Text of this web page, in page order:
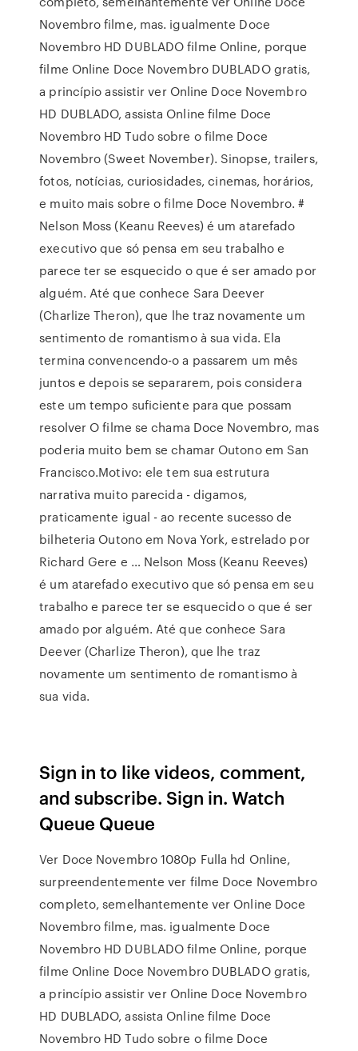
Novembro filme, mas. igualmente Doce
Novembro HD DUBLADO filme Online, porque
filme Online Doce Novembro DUBLADO gratis,
a princípio assistir ver Online Doce Novembro
HD DUBLADO, assista Online filme Doce
Novembro HD Tudo sobre o filme Doce
Novembro (Sweet November). Sinopse, trailers,
fotos, notícias, curiosidades, cinemas, horários,
e muito mais sobre o filme Doce Novembro. #
Nelson Moss (Keanu Reeves) é um atarefado
executivo que só pensa em seu trabalho e
parece ter se esquecido o que é ser amado por
alguém. Até que conhece Sara Deever
(Charlize Theron), que lhe traz novamente um
sentimento de romantismo à sua vida. Ela
termina convencendo-o a passarem um mês
juntos e depois se separarem, pois considera
este um tempo suficiente para que possam
resolver O filme se chama Doce Novembro, mas
poderia muito bem se chamar Outono em San
Francisco.Motivo: ele tem sua estrutura
narrativa muito parecida - digamos,
praticamente igual - ao recente sucesso de
bilheteria Outono em Nova York, estrelado por
Richard Gere e … Nelson Moss (Keanu Reeves)
é um atarefado executivo que só pensa em seu
trabalho e parece ter se esquecido o que é ser
amado por alguém. Até que conhece Sara
Deever (Charlize Theron), que lhe traz
novamente um sentimento de romantismo à
sua vida.
Sign in to like videos, comment,
and subscribe. Sign in. Watch
Queue Queue
Ver Doce Novembro 1080p Fulla hd Online,
surpreendentemente ver filme Doce Novembro
completo, semelhantemente ver Online Doce
Novembro filme, mas. igualmente Doce
Novembro HD DUBLADO filme Online, porque
filme Online Doce Novembro DUBLADO gratis,
a princípio assistir ver Online Doce Novembro
HD DUBLADO, assista Online filme Doce
Novembro HD Tudo sobre o filme Doce